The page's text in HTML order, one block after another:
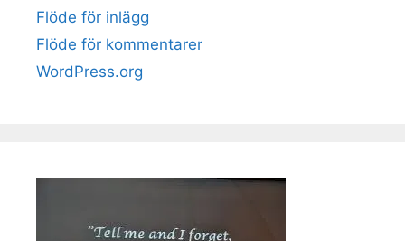
Flöde för inlägg
Flöde för kommentarer
WordPress.org